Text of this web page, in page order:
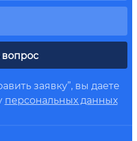
Задать вопрос
заявку”, вы даете
персональных данных